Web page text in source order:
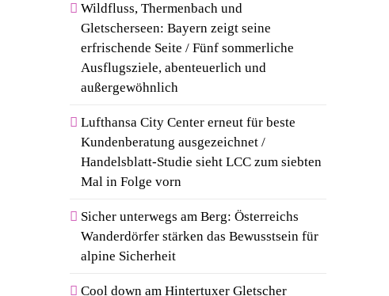
Wildfluss, Thermenbach und
Gletscherseen: Bayern zeigt seine
erfrischende Seite / Fünf sommerliche
Ausflugsziele, abenteuerlich und
außergewöhnlich
Lufthansa City Center erneut für beste
Kundenberatung ausgezeichnet /
Handelsblatt-Studie sieht LCC zum siebten
Mal in Folge vorn
Sicher unterwegs am Berg: Österreichs
Wanderdörfer stärken das Bewusstsein für
alpine Sicherheit
Cool down am Hintertuxer Gletscher